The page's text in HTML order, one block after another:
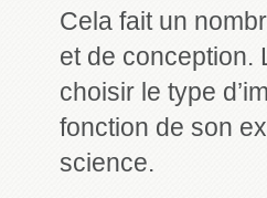
Cela fait un
et de conception.
choisir le type
fonction de son
science.